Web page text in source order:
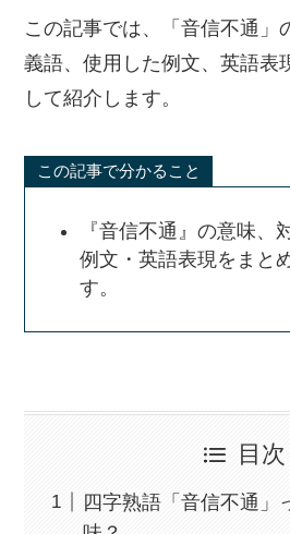
この記事では、「音信不通」
義語、使用した例文、英語表
して紹介します。
この記事で分かること
『音信不通』の意味、
例文・英語表現をまと
す。
目次
四字熟語「音信不通」